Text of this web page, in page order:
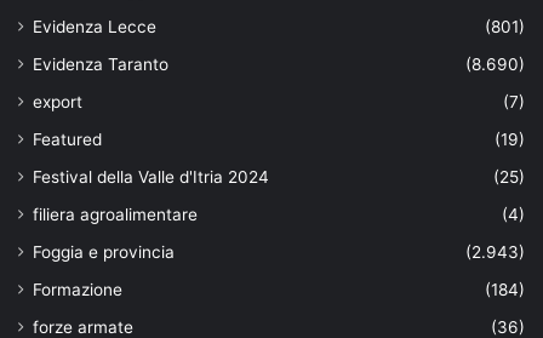
Evidenza Lecce
(801)
Evidenza Taranto
(8.690)
export
(7)
Featured
(19)
Festival della Valle d'Itria 2024
(25)
filiera agroalimentare
(4)
Foggia e provincia
(2.943)
Formazione
(184)
forze armate
(36)